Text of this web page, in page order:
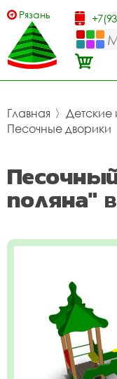
Рязань
Главная 〉 Детские
Песочные дворики
поляна"